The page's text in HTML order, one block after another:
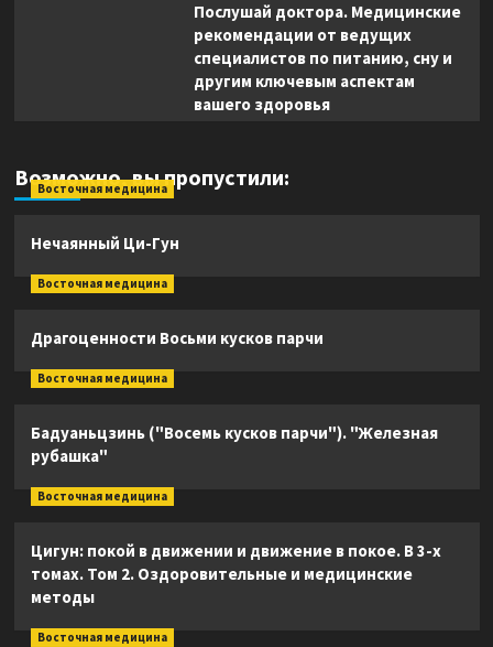
Послушай доктора. Медицинские
рекомендации от ведущих
специалистов по питанию, сну и
другим ключевым аспектам
вашего здоровья
Возможно, вы пропустили:
Восточная медицина
Нечаянный Ци-Гун
Восточная медицина
Драгоценности Восьми кусков парчи
Восточная медицина
Бадуаньцзинь ("Восемь кусков парчи"). "Железная
рубашка"
Восточная медицина
Цигун: покой в движении и движение в покое. В 3-х
томах. Том 2. Оздоровительные и медицинские
методы
Восточная медицина